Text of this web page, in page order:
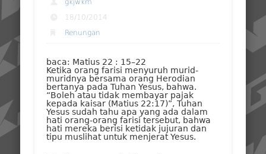
gkjwkm
18/10/2014
Renungan
baca: Matius 22 : 15–22
Ketika orang farisi menyuruh murid-
muridnya bersama orang Herodian
bertanya pada Tuhan Yesus, bahwa.
“Boleh atau tidak membayar pajak
kepada kaisar (Matius 22:17)”, Tuhan
Yesus sudah tahu apa yang ada dalam
hati orang-orang farisi tersebut, bahwa
hati mereka berisi ketidak jujuran dan
tipu muslihat untuk menjerat Yesus.